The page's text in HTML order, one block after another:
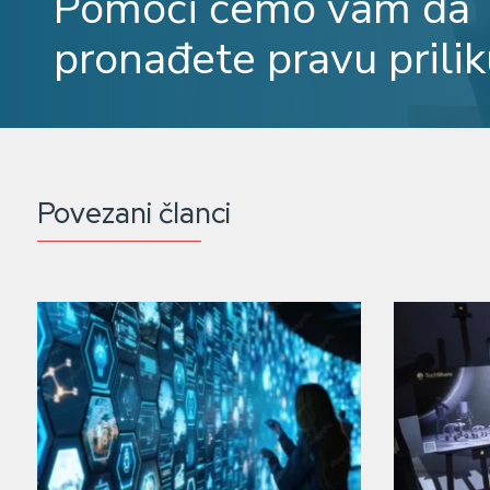
pronađete pravu
Povezani članci